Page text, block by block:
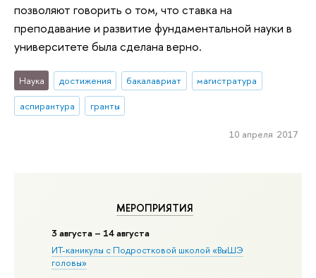
МЕРОПРИЯТИЯ
3 августа – 14 августа
ИТ-каникулы с Подростковой школой «ВыШЭ
головы»
позволяют говорить о том, что ставка на
преподавание и развитие фундаментальной науки в
университете была сделана верно.
Наука достижения бакалавриат
магистратура
аспирантура
гранты
10 апреля 2017